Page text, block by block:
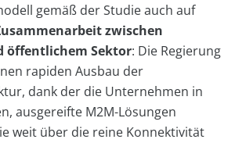
gemäß der Studie auch auf
zwischen
öffentlichem Sektor: Die Regierung
rapiden Ausbau der
dank der die Unternehmen in
ausgereifte M2M-Lösungen
weit über die reine Konnektivität